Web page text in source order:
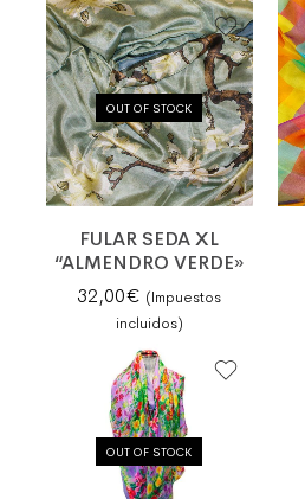
OUT OF STOCK
FULAR SEDA XL
“ALMENDRO VERDE»
32,00€ (Impuestos
incluidos)
OUT OF STOCK